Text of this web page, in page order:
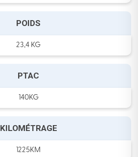
POIDS
23,4 KG
PTAC
140KG
KILOMÉTRAGE
1225KM